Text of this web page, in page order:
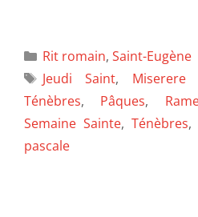
Rit romain, Saint-Eugène
Jeudi Saint, Miserere
Ténèbres, Pâques,
Semaine Sainte,Ténèbres,
pascale